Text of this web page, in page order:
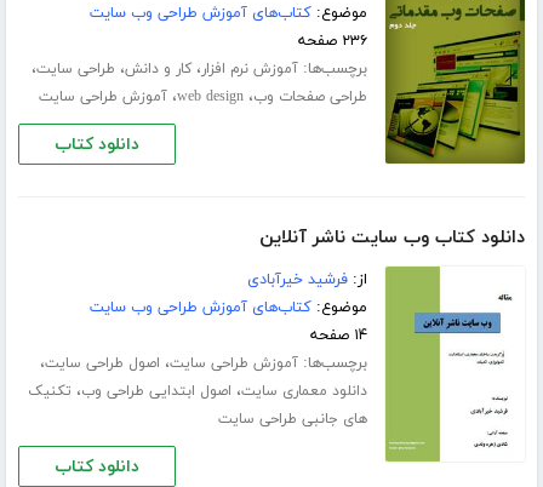
موضوع:کتاب‌های آموزش طراحی وب سایت
۲۳۶ صفحه
برچسب‌ها:آموزش نرم افزار،کار و دانش، طراحی سایت،
طراحی صفحات وب،web design،آموزش طراحی سایت
دانلود کتاب
دانلود کتاب وب ‌سایت ناشر آنلاین
از:فرشید خیرآبادی
موضوع:کتاب‌های آموزش طراحی وب سایت
۱۴ صفحه
برچسب‌ها:آموزش طراحی سایت، اصول طراحی سایت،
دانلود معماری سایت، اصول ابتدایی طراحی وب، تکنیک
های جانبی طراحی سایت
دانلود کتاب